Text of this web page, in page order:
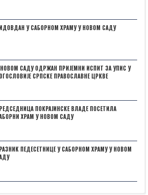
У САБОРНОМ ХРАМУ У НОВОМ САДУ
САДУ ОДРЖАН ПРИЈЕМНИ ИСПИТ ЗА УПИС У
СРПСКЕ ПРАВОСЛАВНЕ ЦРКВЕ
ПОКРАЈИНСКЕ ВЛАДЕ ПОСЕТИЛА
ХРАМ У НОВОМ САДУ
ПЕДЕСЕТНИЦЕ У САБОРНОМ ХРАМУ У НОВОМ